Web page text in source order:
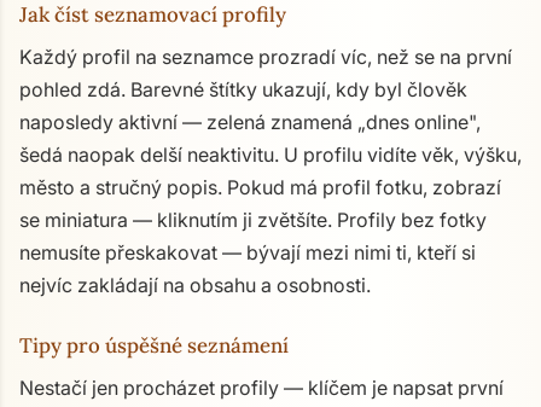
Jak číst seznamovací profily
Každý profil na seznamce prozradí víc, než se na první
pohled zdá. Barevné štítky ukazují, kdy byl člověk
naposledy aktivní — zelená znamená „dnes online",
šedá naopak delší neaktivitu. U profilu vidíte věk, výšku,
město a stručný popis. Pokud má profil fotku, zobrazí
se miniatura — kliknutím ji zvětšíte. Profily bez fotky
nemusíte přeskakovat — bývají mezi nimi ti, kteří si
nejvíc zakládají na obsahu a osobnosti.
Tipy pro úspěšné seznámení
Nestačí jen procházet profily — klíčem je napsat první